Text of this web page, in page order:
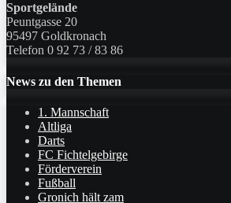
Sportgelände
Peuntgasse 20
95497 Goldkronach
Telefon 0 92 73 / 83 86
News zu den Themen
1. Mannschaft
Altliga
Darts
FC Fichtelgebirge
Förderverein
Fußball
Gronich hält zam